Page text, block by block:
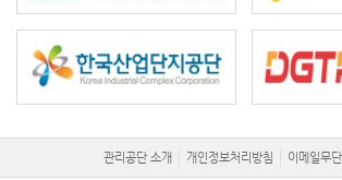
관리공단 소개 개인정보처리방침 이메일무